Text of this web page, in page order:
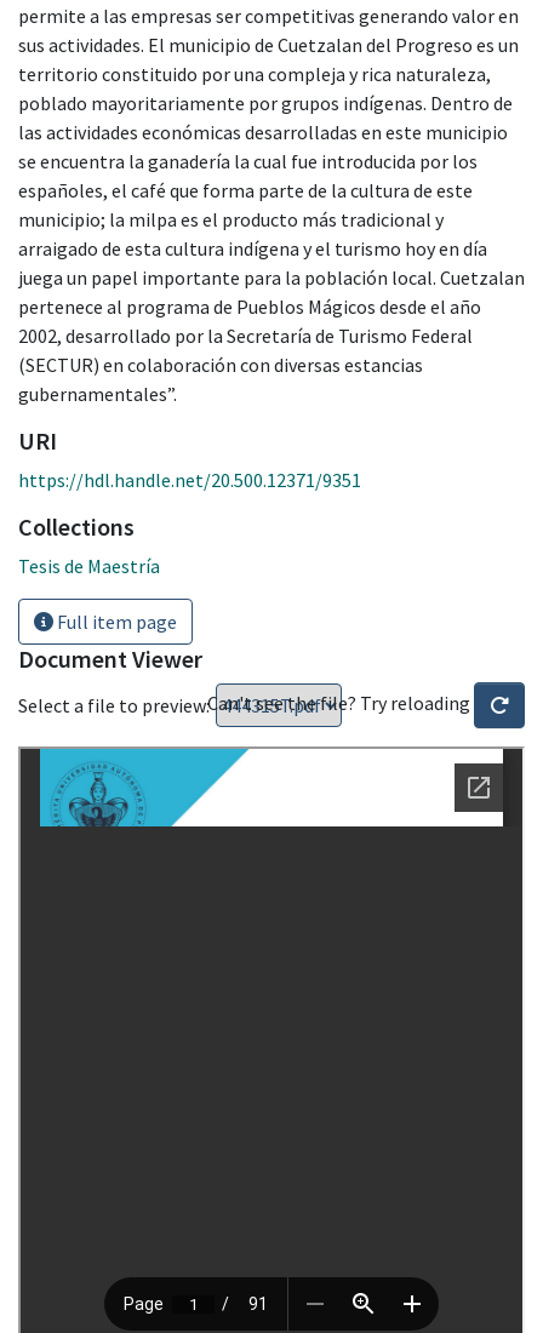
permite a las empresas ser competitivas generando valor en
sus actividades. El municipio de Cuetzalan del Progreso es un
territorio constituido por una compleja y rica naturaleza,
poblado mayoritariamente por grupos indígenas. Dentro de
las actividades económicas desarrolladas en este municipio
se encuentra la ganadería la cual fue introducida por los
españoles, el café que forma parte de la cultura de este
municipio; la milpa es el producto más tradicional y
arraigado de esta cultura indígena y el turismo hoy en día
juega un papel importante para la población local. Cuetzalan
pertenece al programa de Pueblos Mágicos desde el año
2002, desarrollado por la Secretaría de Turismo Federal
(SECTUR) en colaboración con diversas estancias
gubernamentales”.
URI
https://hdl.handle.net/20.500.12371/9351
Collections
Tesis de Maestría
Full item page
Document Viewer
Select a file to preview:Can't see the file? Try reloading